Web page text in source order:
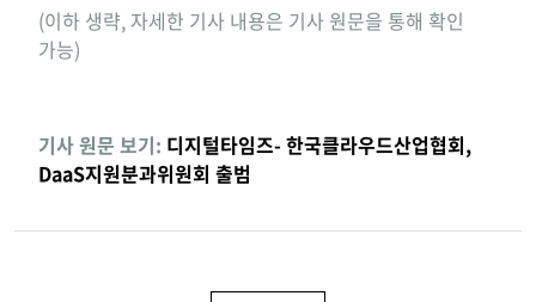
(이하 생략, 자세한 기사 내용은 기사 원문을 통해 확인
가능)
기사 원문 보기: 디지털타임즈- 한국클라우드산업협회,
DaaS지원분과위원회 출범